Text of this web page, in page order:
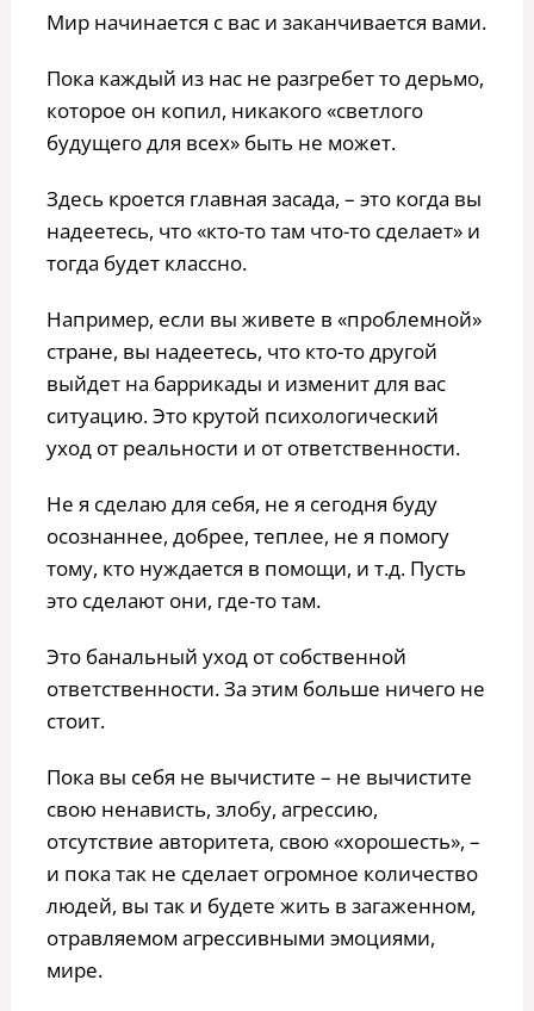
Мир начинается с вас и заканчивается вами.
Пока каждый из нас не разгребет то дерьмо,
которое он копил, никакого «светлого
будущего для всех» быть не может.
Здесь кроется главная засада, – это когда вы
надеетесь, что «кто-то там что-то сделает» и
тогда будет классно.
Например, если вы живете в «проблемной»
стране, вы надеетесь, что кто-то другой
выйдет на баррикады и изменит для вас
ситуацию. Это крутой психологический
уход от реальности и от ответственности.
Не я сделаю для себя, не я сегодня буду
осознаннее, добрее, теплее, не я помогу
тому, кто нуждается в помощи, и т.д. Пусть
это сделают они, где-то там.
Это банальный уход от собственной
ответственности. За этим больше ничего не
стоит.
Пока вы себя не вычистите – не вычистите
свою ненависть, злобу, агрессию,
отсутствие авторитета, свою «хорошесть», –
и пока так не сделает огромное количество
людей, вы так и будете жить в загаженном,
отравляемом агрессивными эмоциями,
мире.